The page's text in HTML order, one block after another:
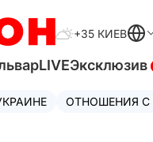
+35 КИЕВ
LIVEЭксклюзив
ОТНОШЕНИЯ С